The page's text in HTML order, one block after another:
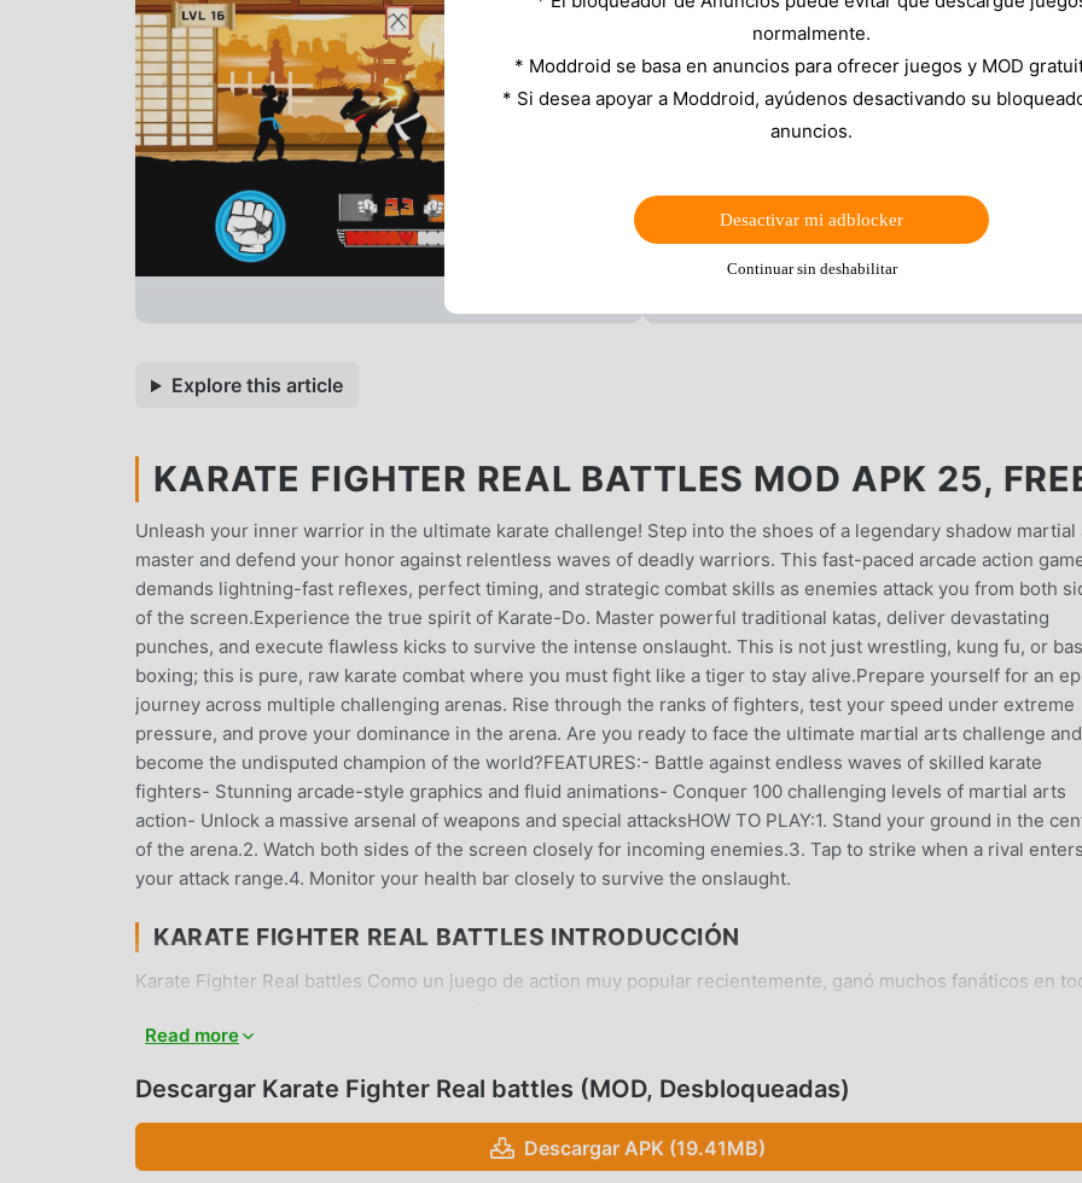
Explore this article
KARATE FIGHTER REAL BATTLES MOD APK 25,
Unleash your inner warrior in the ultimate karate challenge! Step into the shoes of a legendary shadow martial
master and defend your honor against relentless waves of deadly warriors. This fast-paced arcade action
demands lightning-fast reflexes, perfect timing, and strategic combat skills as enemies attack you from both
of the screen.Experience the true spirit of Karate-Do. Master powerful traditional katas, deliver devastating
punches, and execute flawless kicks to survive the intense onslaught. This is not just wrestling, kung fu, or
boxing; this is pure, raw karate combat where you must fight like a tiger to stay alive.Prepare yourself for an
journey across multiple challenging arenas. Rise through the ranks of fighters, test your speed under extreme
pressure, and prove your dominance in the arena. Are you ready to face the ultimate martial arts challenge and
become the undisputed champion of the world?FEATURES:- Battle against endless waves of skilled karate
fighters- Stunning arcade-style graphics and fluid animations- Conquer 100 challenging levels of martial arts
action- Unlock a massive arsenal of weapons and special attacksHOW TO PLAY:1. Stand your ground in the
of the arena.2. Watch both sides of the screen closely for incoming enemies.3. Tap to strike when a rival enters
your attack range.4. Monitor your health bar closely to survive the onslaught.
KARATE FIGHTER REAL BATTLES INTRODUCCIÓN
Karate Fighter Real battles Como un juego de action muy popular recientemente, ganó muchos fanáticos en
gratuitos mod apk más grande del mundo, moddroid es su mejor opción. moddroid no solo te brinda la última
ahorrar la tarea mecánica repetitiva en el juego, así que puedes concentrarte en disfrutar la alegría que trae el
juego en sí. moddroid promete que cualquier mod de Karate Fighter Real battles no cobrará a los jugadores
ninguna tarifa, y es 100% seguro, disponible y de instalación gratuita. Simplemente descargue el cliente
Read more
Descargar Karate Fighter Real battles (MOD, Desbloqueadas)
Descargar APK (19.41MB)
normalmente.
* Moddroid se basa en anuncios para ofrecer juegos y MOD
* Si desea apoyar a Moddroid, ayúdenos desactivando su
anuncios.
Desactivar mi adblocker
Continuar sin deshabilitar